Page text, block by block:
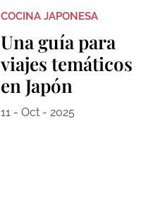
COCINA JAPONESA
Una guía para
viajes temáticos
en Japón
11 - Oct - 2025